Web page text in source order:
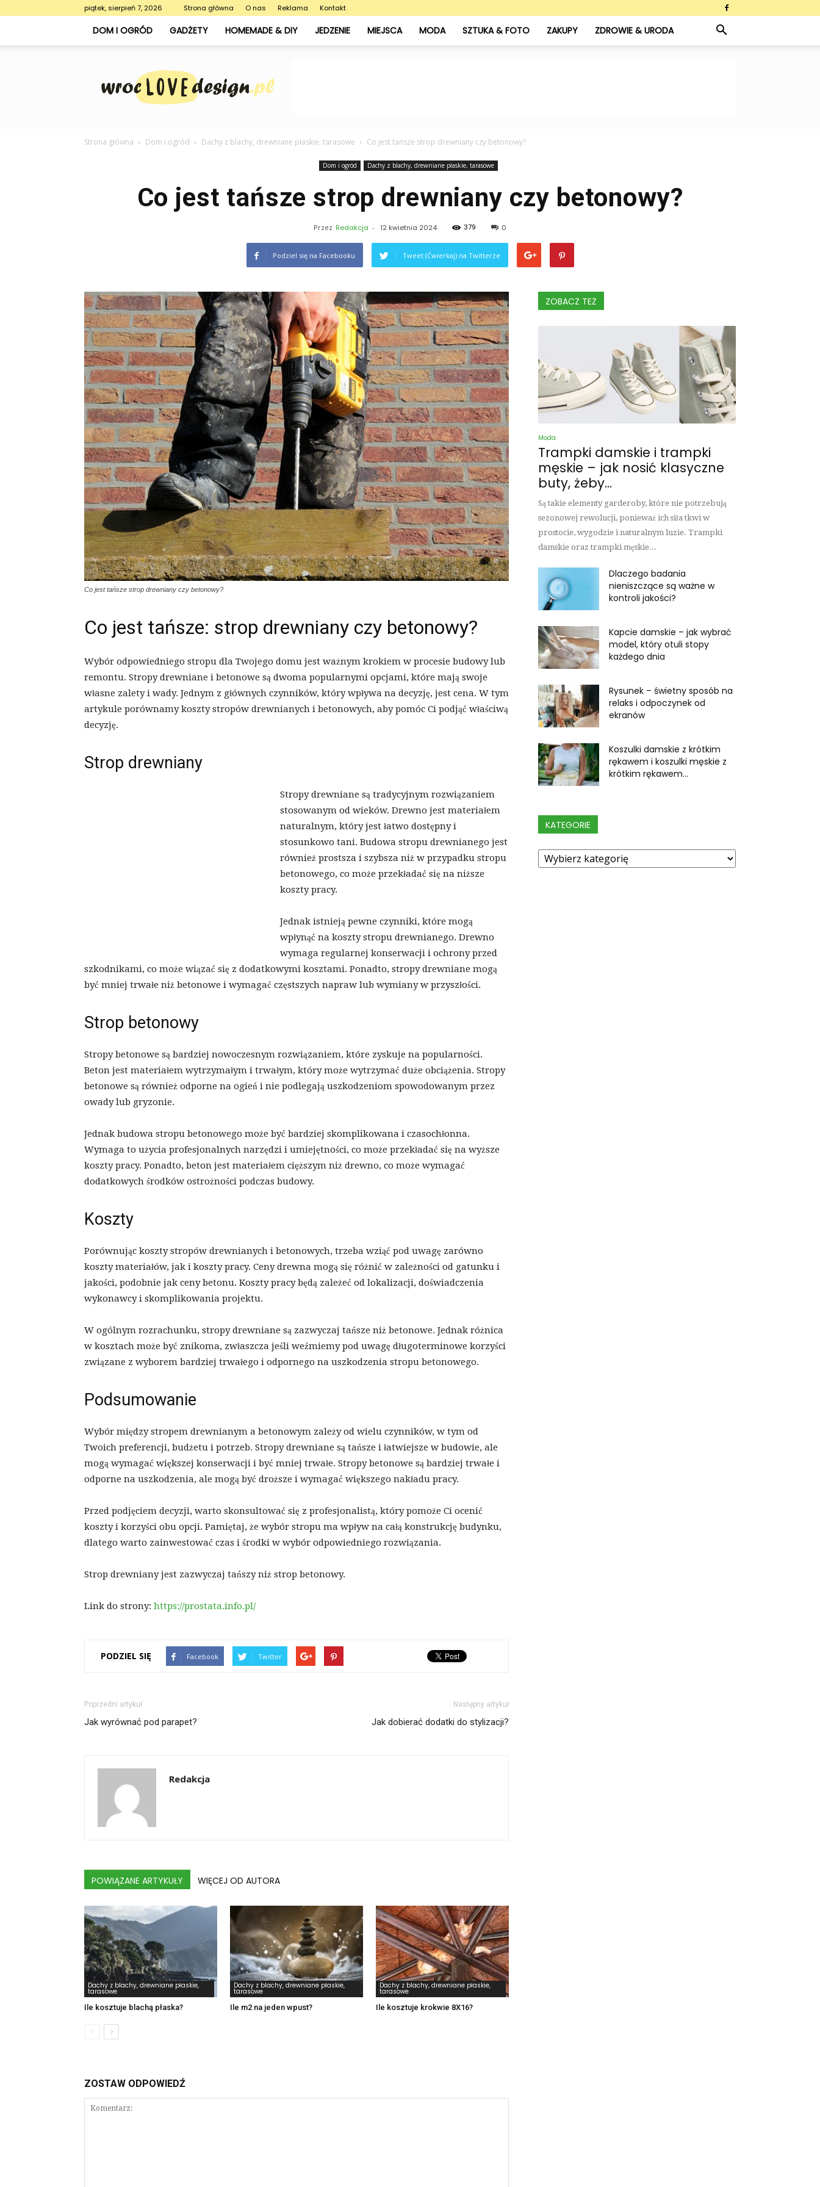
piątek, sierpień 7, 2026 Strona główna O nas Reklama Kontakt
DOM I OGRÓD GADŻETY HOMEMADE & DIY JEDZENIE MIEJSCA MODA SZTUKA & FOTO ZAKUPY ZDROWIE & URODA
Strona główna Dom i ogród Dachy z blachy, drewniane płaskie, tarasowe Co jest tańsze strop drewniany czy betonowy?
Dom i ogród Dachy z blachy, drewniane płaskie, tarasowe
Co jest tańsze strop drewniany czy betonowy?
Przez Redakcja - 12 kwietnia 2024 379 0
Podziel się na Facebooku Tweet (Ćwierkaj) na Twitterze
Co jest tańsze strop drewniany czy betonowy?
Co jest tańsze: strop drewniany czy betonowy?
Wybór odpowiedniego stropu dla Twojego domu jest ważnym krokiem w procesie budowy lub
remontu. Stropy drewniane i betonowe są dwoma popularnymi opcjami, które mają swoje
własne zalety i wady. Jednym z głównych czynników, który wpływa na decyzję, jest cena. W tym
artykule porównamy koszty stropów drewnianych i betonowych, aby pomóc Ci podjąć właściwą
decyzję.
Strop drewniany
Stropy drewniane są tradycyjnym rozwiązaniem
stosowanym od wieków. Drewno jest materiałem
naturalnym, który jest łatwo dostępny i
stosunkowo tani. Budowa stropu drewnianego jest
również prostsza i szybsza niż w przypadku stropu
betonowego, co może przekładać się na niższe
koszty pracy.
Jednak istnieją pewne czynniki, które mogą
wpłynąć na koszty stropu drewnianego. Drewno
wymaga regularnej konserwacji i ochrony przed
szkodnikami, co może wiązać się z dodatkowymi kosztami. Ponadto, stropy drewniane mogą
być mniej trwałe niż betonowe i wymagać częstszych napraw lub wymiany w przyszłości.
Strop betonowy
Stropy betonowe są bardziej nowoczesnym rozwiązaniem, które zyskuje na popularności.
Beton jest materiałem wytrzymałym i trwałym, który może wytrzymać duże obciążenia. Stropy
betonowe są również odporne na ogień i nie podlegają uszkodzeniom spowodowanym przez
owady lub gryzonie.
Jednak budowa stropu betonowego może być bardziej skomplikowana i czasochłonna.
Wymaga to użycia profesjonalnych narzędzi i umiejętności, co może przekładać się na wyższe
koszty pracy. Ponadto, beton jest materiałem cięższym niż drewno, co może wymagać
dodatkowych środków ostrożności podczas budowy.
Koszty
Porównując koszty stropów drewnianych i betonowych, trzeba wziąć pod uwagę zarówno
koszty materiałów, jak i koszty pracy. Ceny drewna mogą się różnić w zależności od gatunku i
jakości, podobnie jak ceny betonu. Koszty pracy będą zależeć od lokalizacji, doświadczenia
wykonawcy i skomplikowania projektu.
W ogólnym rozrachunku, stropy drewniane są zazwyczaj tańsze niż betonowe. Jednak różnica
w kosztach może być znikoma, zwłaszcza jeśli weźmiemy pod uwagę długoterminowe korzyści
związane z wyborem bardziej trwałego i odpornego na uszkodzenia stropu betonowego.
Podsumowanie
Wybór między stropem drewnianym a betonowym zależy od wielu czynników, w tym od
Twoich preferencji, budżetu i potrzeb. Stropy drewniane są tańsze i łatwiejsze w budowie, ale
mogą wymagać większej konserwacji i być mniej trwałe. Stropy betonowe są bardziej trwałe i
odporne na uszkodzenia, ale mogą być droższe i wymagać większego nakładu pracy.
Przed podjęciem decyzji, warto skonsultować się z profesjonalistą, który pomoże Ci ocenić
koszty i korzyści obu opcji. Pamiętaj, że wybór stropu ma wpływ na całą konstrukcję budynku,
dlatego warto zainwestować czas i środki w wybór odpowiedniego rozwiązania.
Strop drewniany jest zazwyczaj tańszy niż strop betonowy.
Link do strony: https://prostata.info.pl/
PODZIEL SIĘ Facebook Twitter
Poprzedni artykuł
Jak wyrównać pod parapet?
Następny artykuł
Jak dobierać dodatki do stylizacji?
Redakcja
POWIĄZANE ARTYKUŁY WIĘCEJ OD AUTORA
Dachy z blachy, drewniane płaskie,
tarasowe
Ile kosztuje blachą płaska?
Dachy z blachy, drewniane płaskie,
tarasowe
Ile m2 na jeden wpust?
Dachy z blachy, drewniane płaskie,
tarasowe
Ile kosztuje krokwie 8X16?
ZOSTAW ODPOWIEDŹ
ZOBACZ TEŻ
Moda
Trampki damskie i trampki
męskie – jak nosić klasyczne
buty, żeby...
Są takie elementy garderoby, które nie potrzebują
sezonowej rewolucji, ponieważ ich siła tkwi w
prostocie, wygodzie i naturalnym luzie. Trampki
damskie oraz trampki męskie...
Dlaczego badania
nieniszczące są ważne w
kontroli jakości?
Kapcie damskie – jak wybrać
model, który otuli stopy
każdego dnia
Rysunek – świetny sposób na
relaks i odpoczynek od
ekranów
Koszulki damskie z krótkim
rękawem i koszulki męskie z
krótkim rękawem...
KATEGORIE
Kategorie